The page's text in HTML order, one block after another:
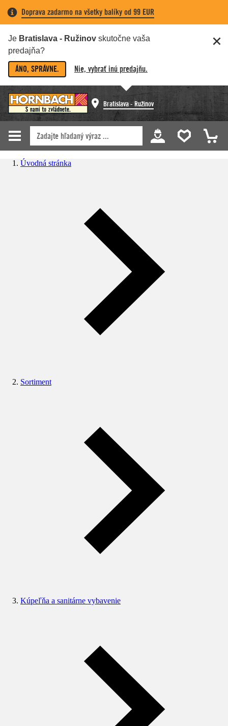
Doprava zadarmo na všetky balíky od 99 EUR
Je Bratislava - Ružinov skutočne vaša
predajňa?
ÁNO, SPRÁVNE. Nie, vybrať inú predajňu.
Bratislava - Ružinov
Úvodná stránka
Sortiment
Kúpeľňa a sanitárne vybavenie